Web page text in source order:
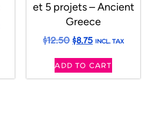
et 5 projets – Ancient
Greece
$12.50$8.75 INCL. TAX
ADD TO CART